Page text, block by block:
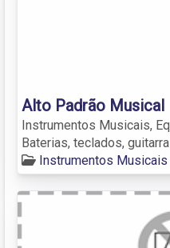
Alto Padrão Musical
Instrumentos Musicais,
Baterias, teclados,
Instrumentos Musicais